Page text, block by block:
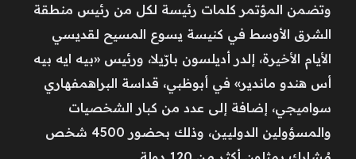
وتضمن المؤتمر كلمات رئيسة لكل من رئيس منطقة
الشرق الأوسط في كنيسة يسوع المسيح لقديسي
الأيام الأخيرة، إلدر أديلسون بارّيلا، ورئيس «بيه ايه بيه
أس هندو ماندير» في أبوظبي، قداسة البراهمفهاري
سواميجي، إضافة إلى عدد من كبار الشخصيات
والمسؤولين الدوليين، وذلك بحضور 4500 شخص